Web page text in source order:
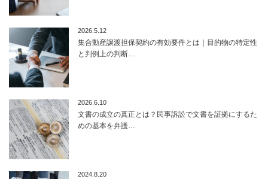
2026.5.12
集合動産譲渡担保契約の有効要件とは｜目的物の特定性
と判例上の判断…
2026.6.10
文書の成立の真正とは？民事訴訟で文書を証拠にするた
めの基本を弁護…
2024.8.20